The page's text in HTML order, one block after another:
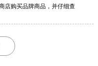
店购买品牌商品，并仔细查